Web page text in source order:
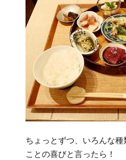
ちょっとずつ、いろんな
ことの喜びと言ったら！